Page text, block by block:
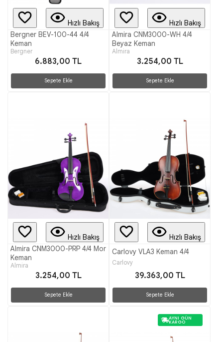
Hızlı Bakış
Bergner BEV-100-44 4/4
Keman
Bergner
6.883,00 TL
Sepete Ekle
Hızlı Bakış
Almira CNM3000-WH 4/4
Beyaz Keman
Almira
3.254,00 TL
Sepete Ekle
Hızlı Bakış
Almira CNM3000-PRP 4/4 Mor
Keman
Almira
3.254,00 TL
Sepete Ekle
Hızlı Bakış
Carlovy VLA3 Keman 4/4
Carlovy
39.363,00 TL
Sepete Ekle
AYNI GÜN
KARGO